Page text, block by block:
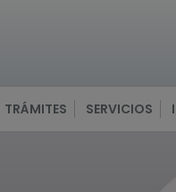
TRÁMITES SERVICIOS